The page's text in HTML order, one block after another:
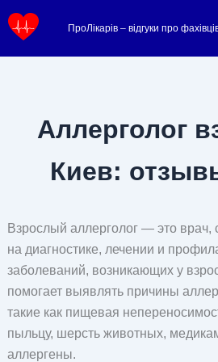
ПроЛікарів – відгуки про
Аллерголог
Киев:
Взрослый аллерголог — это
на диагностике, лечении и
заболеваний, возникающих у
помогает выявлять причины
такие как пищевая
пыльцу, шерсть животных,
аллергены.